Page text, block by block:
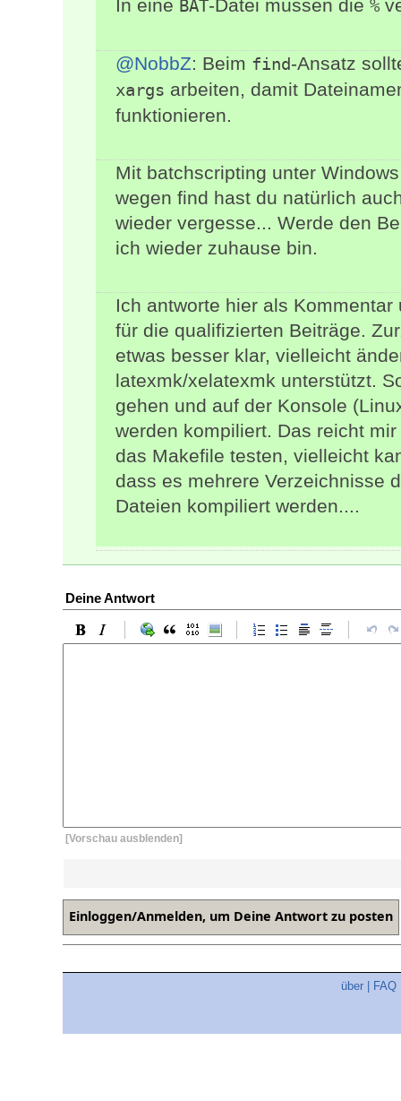
In eine BAT-Datei müssen die %
@NobbZ: Beim find-Ansatz
xargs arbeiten, damit
funktionieren.
Mit batchscripting unter
wegen find hast du natürlich
wieder vergesse... Werde den
ich wieder zuhause bin.
Ich antworte hier als
für die qualifizierten Beiträge.
etwas besser klar, vielleicht
latexmk/xelatexmk unterstützt.
gehen und auf der Konsole
werden kompiliert. Das reicht
das Makefile testen, vielleicht
dass es mehrere Verzeichnisse
Dateien kompiliert werden....
Deine Antwort
[Vorschau ausblenden]
über FAQ